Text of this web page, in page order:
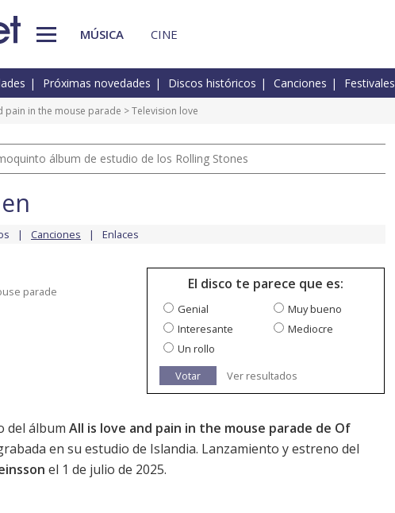
MÚSICA CINE
Próximas novedades Discos históricos Canciones Festivales
pain in the mouse parade > Television love
álbum de estudio de los Rolling Stones
Canciones Enlaces
parade El disco te parece que es:
Genial
Muy bueno
Interesante
Mediocre
Un rollo
Votar
Ver resultados
del álbum All is love and pain in the mouse parade de Of
en su estudio de Islandia. Lanzamiento y estreno del
el 1 de julio de 2025.